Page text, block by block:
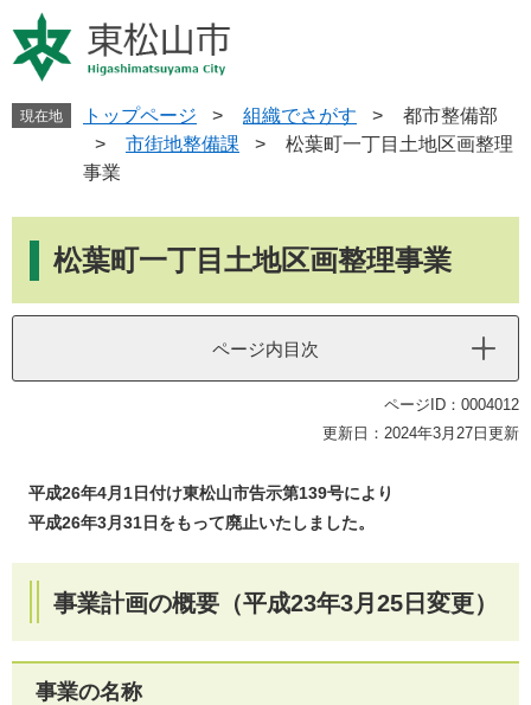
ー
ジ
ニ
ュ
現在地 トップページ > 組織でさがす >
都市整備部
>
市街地整備課 >
松葉町一丁目土地区画整理
事業
松葉町一丁目土地区画整理事業
ページ内目次
ページID：0004012
更新日：2024年3月27日更新
平成26年4月1日付け東松山市告示第139号により
平成26年3月31日をもって廃止いたしました。
事業計画の概要（平成23年3月25日変更）
事業の名称